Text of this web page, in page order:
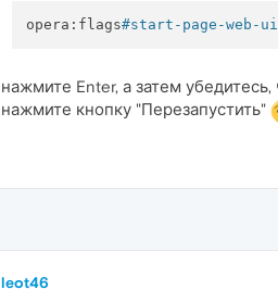
opera:flags#start-page-web-
нажмите Enter, а затем
нажмите кнопку "Перезапустить"
leot46